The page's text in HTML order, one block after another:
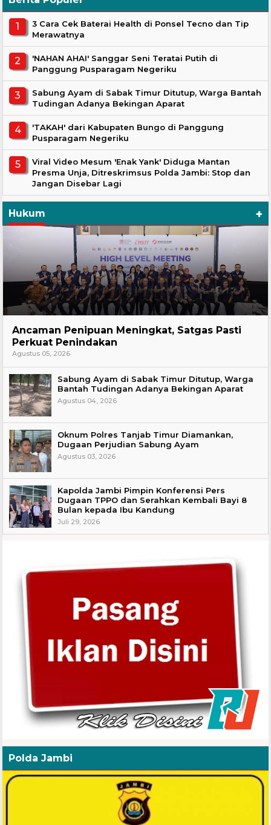
3 Cara Cek Baterai Health di Ponsel Tecno dan Tip
Merawatnya
'NAHAN AHAI' Sanggar Seni Teratai Putih di
Panggung Pusparagam Negeriku
Sabung Ayam di Sabak Timur Ditutup, Warga Bantah
Tudingan Adanya Bekingan Aparat
'TAKAH' dari Kabupaten Bungo di Panggung
Pusparagam Negeriku
Viral Video Mesum 'Enak Yank' Diduga Mantan
Presma Unja, Ditreskrimsus Polda Jambi: Stop dan
Jangan Disebar Lagi
Hukum +
Ancaman Penipuan Meningkat, Satgas Pasti
Perkuat Penindakan
Agustus 05, 2026
Sabung Ayam di Sabak Timur Ditutup, Warga
Bantah Tudingan Adanya Bekingan Aparat
Agustus 04, 2026
Oknum Polres Tanjab Timur Diamankan,
Dugaan Perjudian Sabung Ayam
Agustus 03, 2026
Kapolda Jambi Pimpin Konferensi Pers
Dugaan TPPO dan Serahkan Kembali Bayi 8
Bulan kepada Ibu Kandung
Juli 29, 2026
Polda Jambi